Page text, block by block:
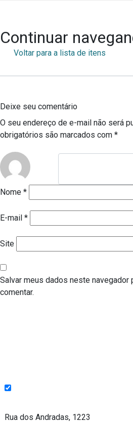
Continuar
Voltar para a lista de itens
Deixe seu comentário
O seu endereço de e-mail não será
obrigatórios são marcados com *
Nome *
E-mail *
Site
Salvar meus dados neste navegador
comentar.
Rua dos Andradas, 1223